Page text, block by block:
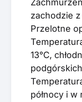
zachodzie
Przelotne
13°C,
północy i